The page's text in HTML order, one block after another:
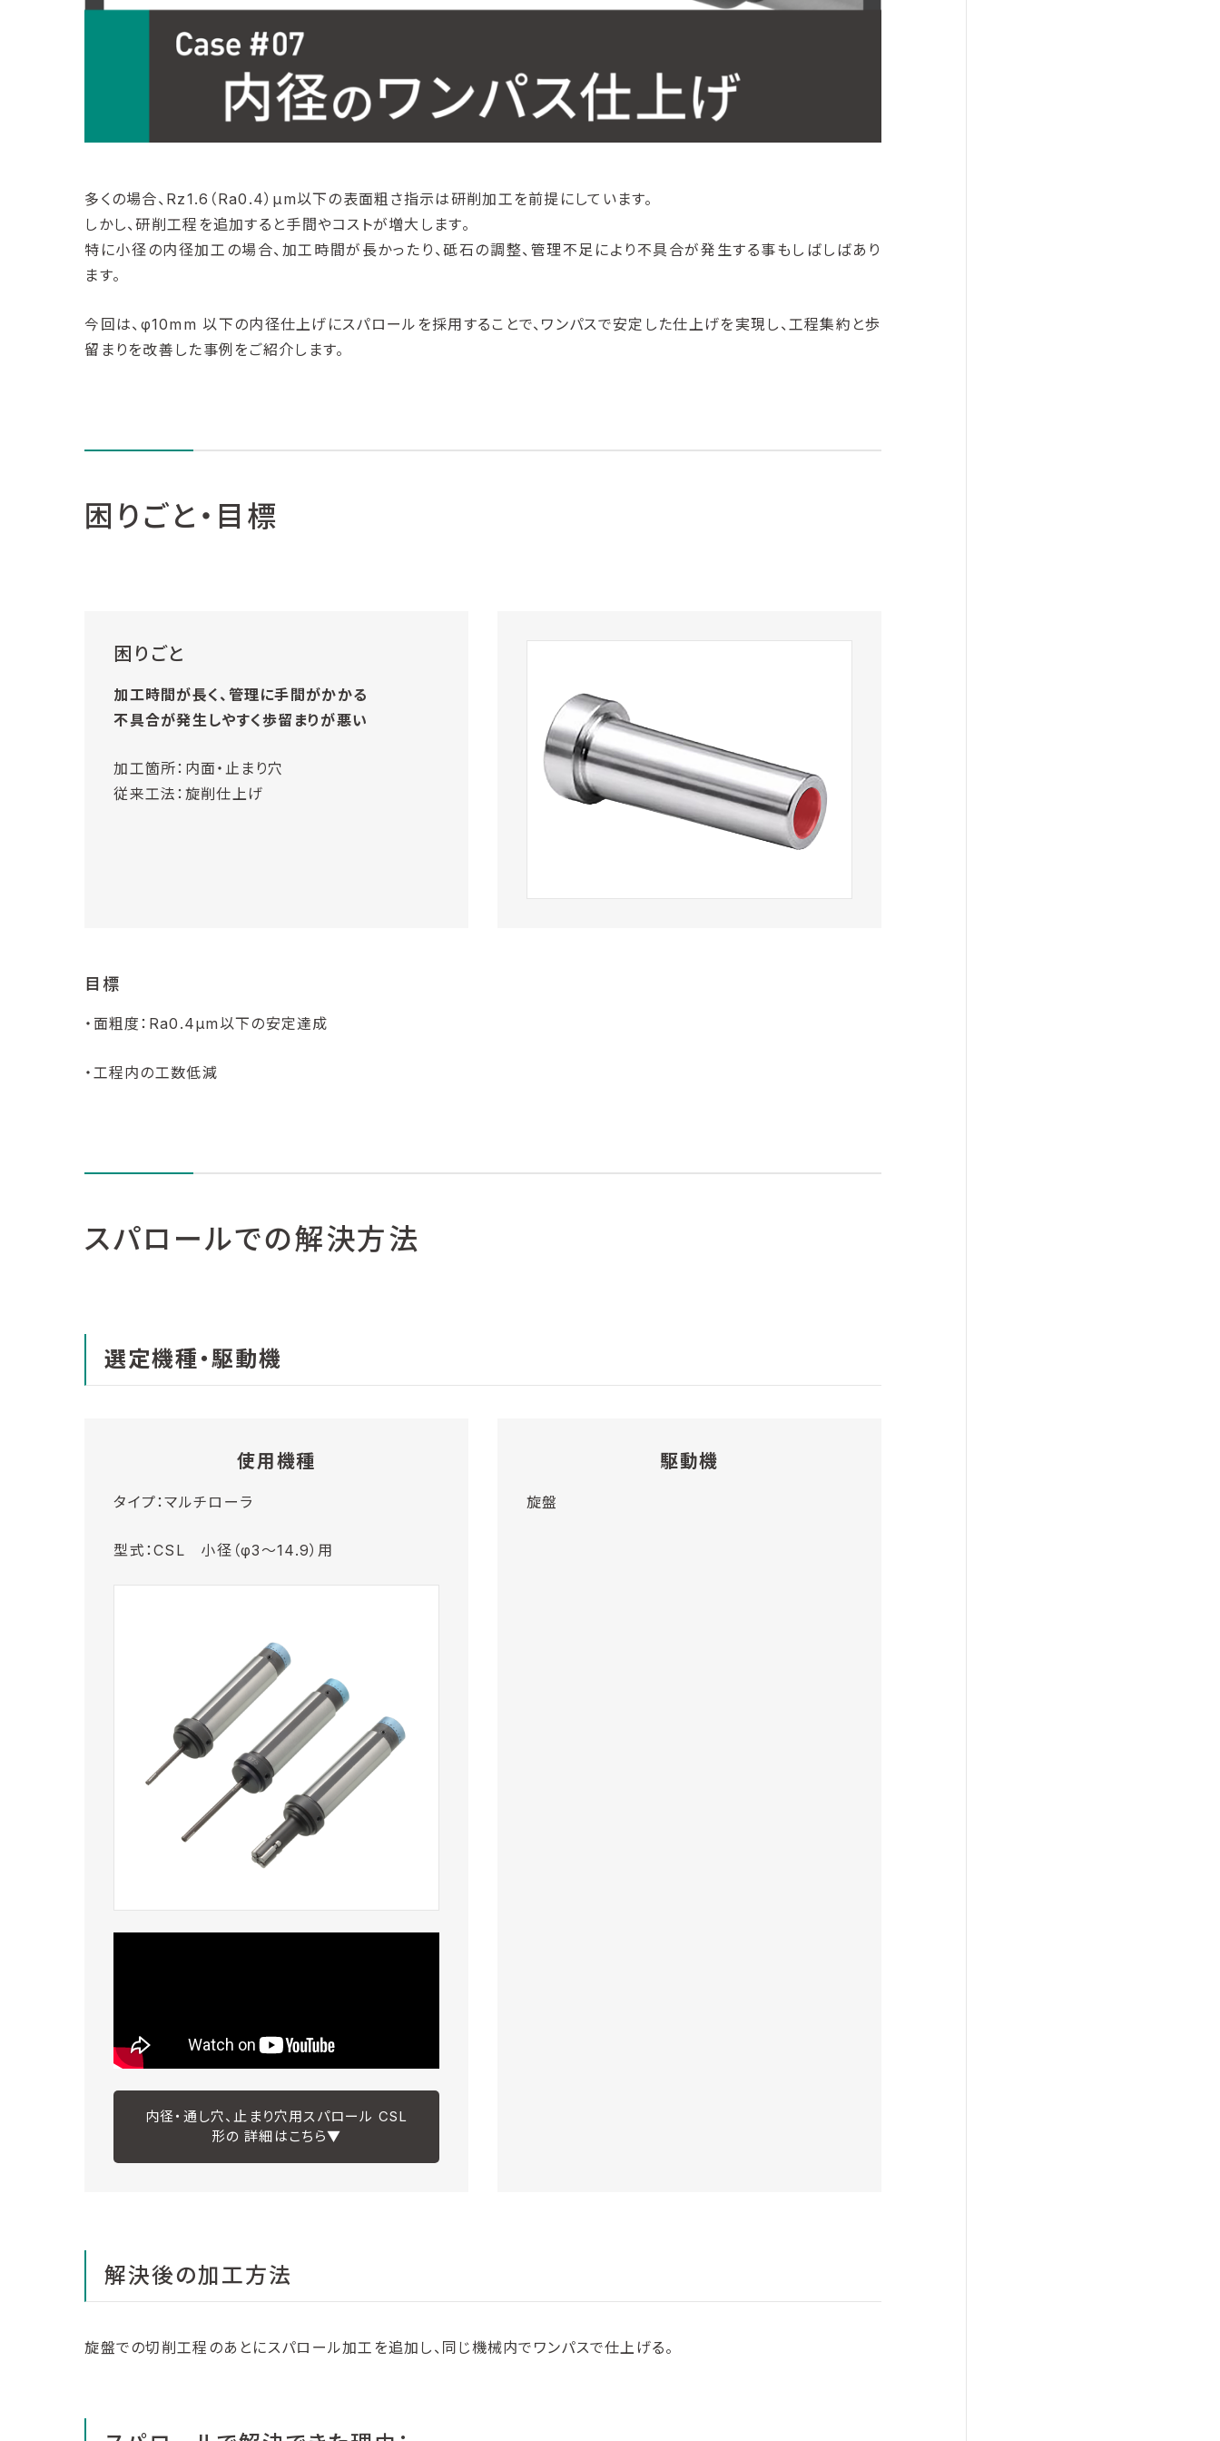
多くの場合、Rz1.6（Ra0.4）μm以下の表面粗さ指示は研削加工を前提にしています。
しかし、研削工程を追加すると手間やコストが増大します。
特に小径の内径加工の場合、加工時間が長かったり、砥石の調整、管理不足により不具合が発生する事もしばしばあり
ます。
今回は、φ10mm 以下の内径仕上げにスパロールを採用することで、ワンパスで安定した仕上げを実現し、工程集約と歩
留まりを改善した事例をご紹介します。
困りごと・目標
困りごと
加工時間が長く、管理に手間がかかる
不具合が発生しやすく歩留まりが悪い
加工箇所：内面・止まり穴
従来工法：旋削仕上げ
目標
・面粗度：Ra0.4μm以下の安定達成
・工程内の工数低減
スパロールでの解決方法
選定機種・駆動機
使用機種
タイプ：マルチローラ
型式：CSL 小径（φ3～14.9）用
内径・通し穴、止まり穴用スパロール CSL
形の 詳細はこちら▼
駆動機
旋盤
解決後の加工方法
旋盤での切削工程のあとにスパロール加工を追加し、同じ機械内でワンパスで仕上げる。